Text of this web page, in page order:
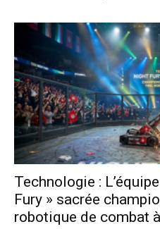
Technologie :
Fury » sacrée
robotique de combat